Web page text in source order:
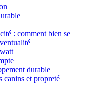
: comment bien se
durable
canins et propreté